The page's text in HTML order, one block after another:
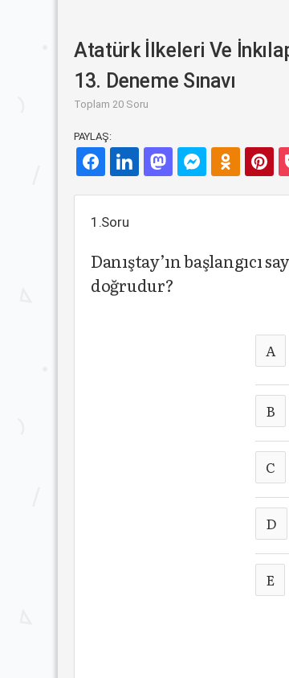
Atatürk İlkeleri Ve
13. Deneme Sınavı
Toplam 20 Soru
PAYLAŞ:
1.Soru
Danıştay’ın başlangıcı
doğrudur?
A
B
C
D
E